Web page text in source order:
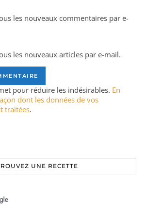
les nouveaux commentaires par e-
les nouveaux articles par e-mail.
pour réduire les indésirables. En
dont les données de vos
traitées.
UNE RECETTE